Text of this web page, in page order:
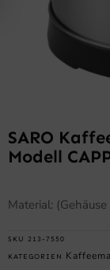
SARO
Modell
Material:
SKU 213-7550
KATEGORIEN